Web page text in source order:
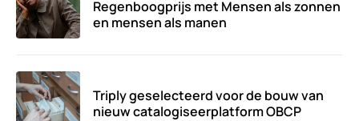
Regenboogprijs met Mensen als zonnen
en mensen als manen
Triply geselecteerd voor de bouw van
nieuw catalogiseerplatform OBCP